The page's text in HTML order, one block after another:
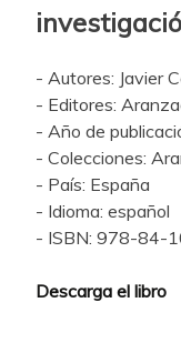
- Autores: Javier
- Editores:
- Año de
- Colecciones:
- País: España
- Idioma: español
- ISBN: 978-84-
Descarga el libro